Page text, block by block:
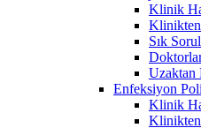
Klinik
Sık
Uzaktan
Enfeksiyon
Klinik